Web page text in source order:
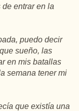
entrar en la
puedo decir
sueño, las
en mis batallas
semana tener mi
que existía una